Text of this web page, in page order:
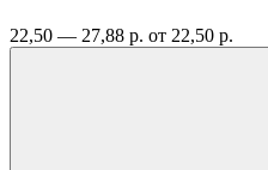
22,50 — 27,88 р. от 22,50 р.